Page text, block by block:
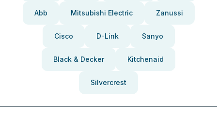
Abb Mitsubishi Electric Zanussi
Cisco D-Link Sanyo
Black & Decker Kitchenaid
Silvercrest